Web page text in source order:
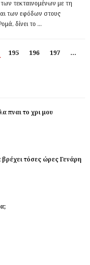
τεκταινομένων με τη
των εφόδων στους
δίνει το ...
195 196 197
…
πναι το χρι μου
βρέχει τόσες ώρες Γενάρη